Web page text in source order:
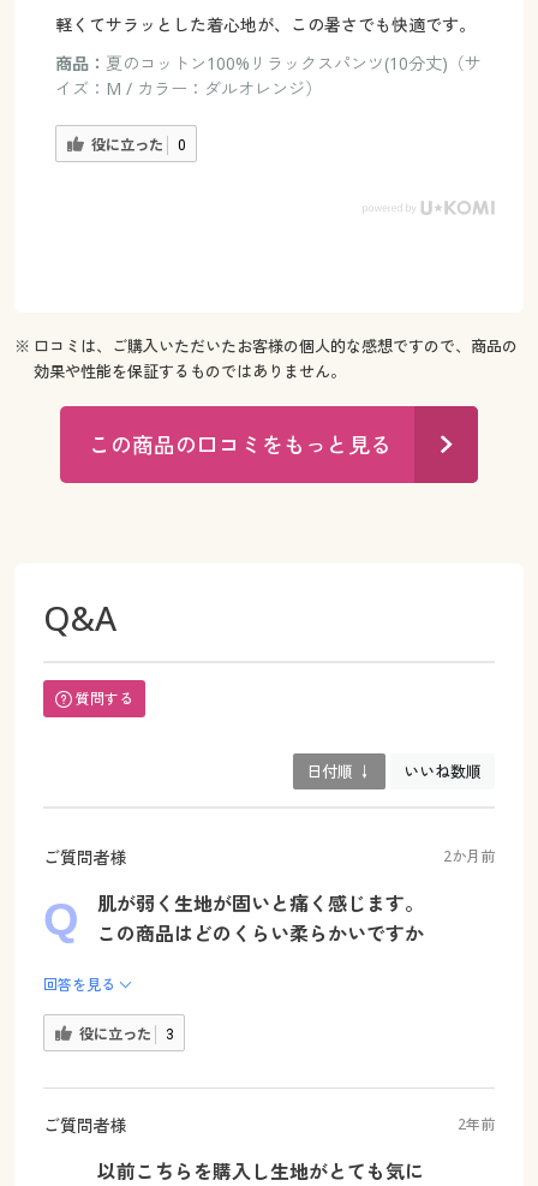
軽くてサラッとした着心地が、この暑さでも快適です。
商品： 夏のコットン100%リラックスパンツ(10分丈)（サ
イズ：M / カラー：ダルオレンジ）
役に立った 0
※ 口コミは、ご購入いただいたお客様の個人的な感想ですので、商品の
効果や性能を保証するものではありません。
この商品の口コミをもっと見る
Q&A
質問する
日付順 ↓ いいね数順
ご質問者様 2か月前
肌が弱く生地が固いと痛く感じます。
この商品はどのくらい柔らかいですか
回答を見る
役に立った 3
ご質問者様 2年前
以前こちらを購入し生地がとても気に